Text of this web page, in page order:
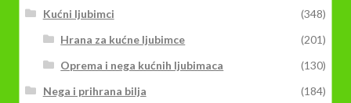
Kućni ljubimci
(348)
Hrana za kućne ljubimce
(201)
Oprema i nega kućnih ljubimaca
(130)
Nega i prihrana bilja
(184)